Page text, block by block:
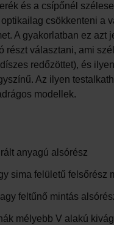
és a csípőnél
csökkenteni a
A gyakorlatban ez azt
részt választani, ami
redőzöttet), és
Az ilyen
modellek.
anyagú alsórész
sima felületű felsőrész
feltűnő mintás
mélyebb V alakú